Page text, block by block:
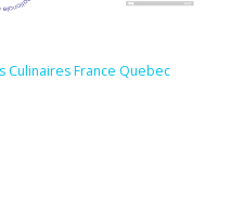
Culinaires France Quebec